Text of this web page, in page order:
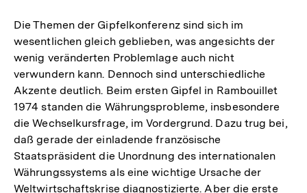
Die Themen der Gipfelkonferenz sind sich im
wesentlichen gleich geblieben, was angesichts der
wenig veränderten Problemlage auch nicht
verwundern kann. Dennoch sind unterschiedliche
Akzente deutlich. Beim ersten Gipfel in Rambouillet
1974 standen die Währungsprobleme, insbesondere
die Wechselkursfrage, im Vordergrund. Dazu trug bei,
daß gerade der einladende französische
Staatspräsident die Unordnung des internationalen
Währungssystems als eine wichtige Ursache der
Weltwirtschaftskrise diagnostizierte. Aber die erste